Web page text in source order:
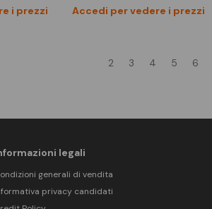
i prezzi Accedi per vedere i prezzi
Confronta
2 3 4 5 6
legali
generali di vendita
privacy candidati